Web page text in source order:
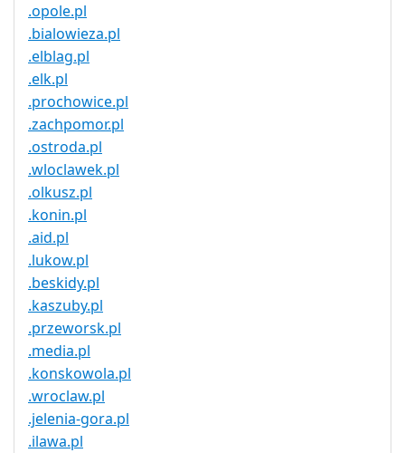
.opole.pl
.bialowieza.pl
.elblag.pl
.elk.pl
.prochowice.pl
.zachpomor.pl
.ostroda.pl
.wloclawek.pl
.olkusz.pl
.konin.pl
.aid.pl
.lukow.pl
.beskidy.pl
.kaszuby.pl
.przeworsk.pl
.media.pl
.konskowola.pl
.wroclaw.pl
.jelenia-gora.pl
.ilawa.pl